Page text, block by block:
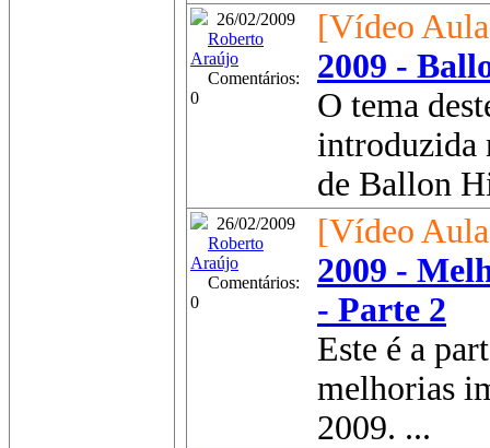
26/02/2009
Roberto
Araújo
Comentários:
0
[Vídeo
2009 -
O tema
introduzida
de Ballon
26/02/2009
Roberto
Araújo
Comentários:
0
[Vídeo
2009 -
- Parte 2
Este é a
melhorias
2009. ...